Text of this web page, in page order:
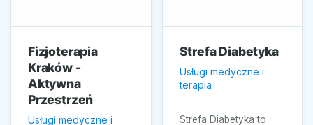
Fizjoterapia
Kraków -
Aktywna
Przestrzeń
Usługi medyczne i
Strefa Diabetyka
Usługi medyczne i
terapia
Strefa Diabetyka to